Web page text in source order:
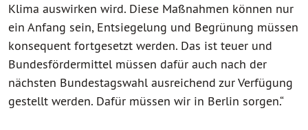
Klima auswirken wird. Diese Maßnahmen können nur
ein Anfang sein, Entsiegelung und Begrünung müssen
konsequent fortgesetzt werden. Das ist teuer und
Bundesfördermittel müssen dafür auch nach der
nächsten Bundestagswahl ausreichend zur Verfügung
gestellt werden. Dafür müssen wir in Berlin sorgen.“